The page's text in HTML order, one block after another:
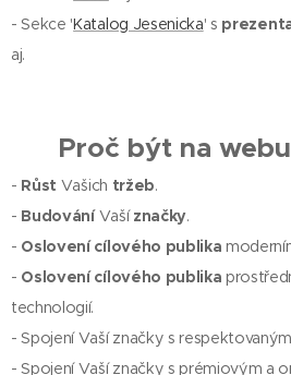
- Sekce 'Katalog Jesenicka' s
aj.
Proč být na
- Růst Vašich tržeb.
- BudováníVašíznačky.
- Oslovení cílového publika
- Oslovení cílového publika
technologií.
- Spojení Vaší značky s
- Spojení Vaší značky s prémiovým a